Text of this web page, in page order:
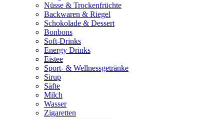
Nüsse & Trockenfrüchte
Backwaren & Riegel
Schokolade & Dessert
Bonbons
Soft-Drinks
Energy Drinks
Eistee
Sport- & Wellnessgetränke
Sirup
Säfte
Milch
Wasser
Zigaretten